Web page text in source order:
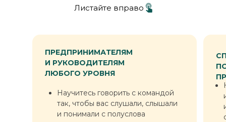
Листайте вправо
Научитесь говорить с командой
так, чтобы вас слушали, слышали
и понимали с полуслова
Ваши планерки и собрания станут
ПРЕДПРИНИМАТЕЛЯМ
И РУКОВОДИТЕЛЯМ
ЛЮБОГО УРОВНЯ
Научитесь говорить с командой
так, чтобы вас слушали, слышали
и понимали с полуслова